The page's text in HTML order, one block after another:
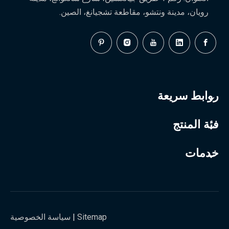
رويان، مدينة ونتشو، مقاطعة تشجيانغ، الصين.
روابط سريعة
فئة المنتج
خدمات
Sitemap
| سياسة الخصوصية